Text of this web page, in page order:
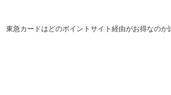
東急カードはどのポイントサイト経由がお得なのか